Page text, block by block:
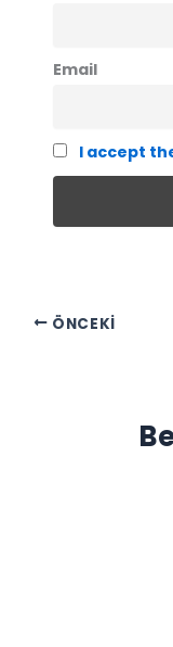
Email
I accept
ÖNCEKI